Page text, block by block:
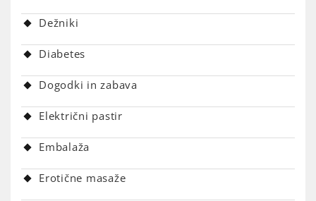
Dežniki
Diabetes
Dogodki in zabava
Električni pastir
Embalaža
Erotične masaže